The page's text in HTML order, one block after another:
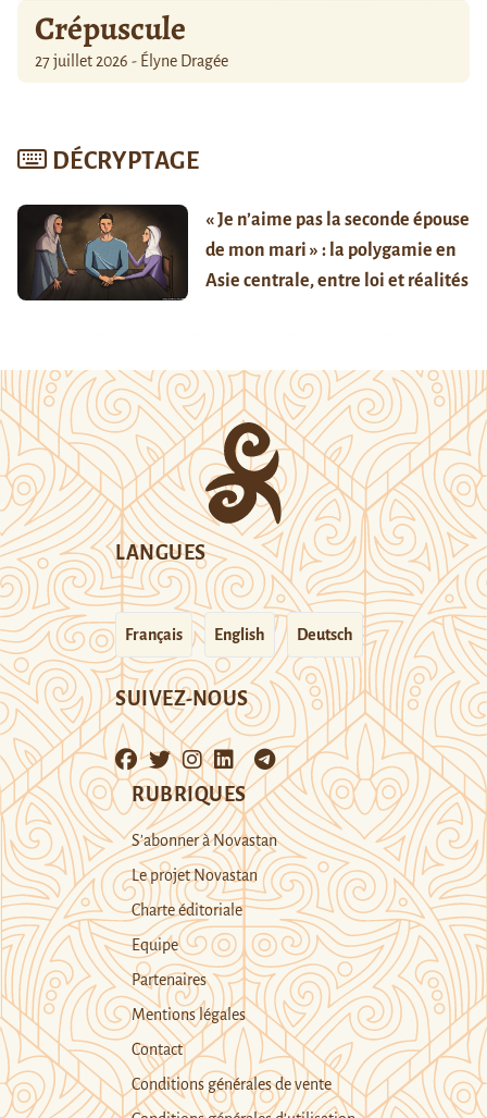
Crépuscule
27 juillet 2026 - Élyne Dragée
DÉCRYPTAGE
« Je n’aime pas la seconde épouse
de mon mari » : la polygamie en
Asie centrale, entre loi et réalités
LANGUES
Français English Deutsch
SUIVEZ-NOUS
RUBRIQUES
S’abonner à Novastan
Le projet Novastan
Charte éditoriale
Equipe
Partenaires
Mentions légales
Contact
Conditions générales de vente